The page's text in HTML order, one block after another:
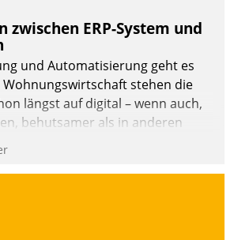
zwischen ERP-System und
und Automatisierung geht es
stehen die
längst auf digital – wenn auch,
behutsamer als in anderen